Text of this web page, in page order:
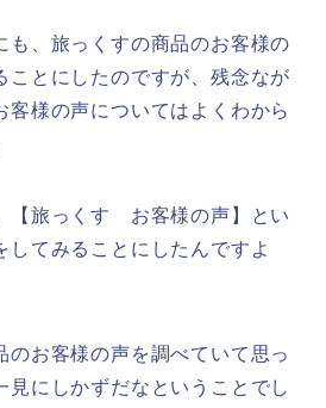
も、旅っくすの商品のお客様の
ことにしたのですが、残念なが
客様の声についてはよくわから
【旅っくす お客様の声】とい
してみることにしたんですよ
のお客様の声を調べていて思っ
見にしかずだなということでし